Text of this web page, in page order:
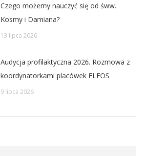
Czego możemy nauczyć się od śww.
Kosmy i Damiana?
13 lipca 2026
Audycja profilaktyczna 2026. Rozmowa z
koordynatorkami placówek ELEOS
9 lipca 2026